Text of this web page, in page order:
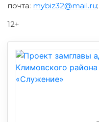
почта: mybiz32@mail.ru;
12+